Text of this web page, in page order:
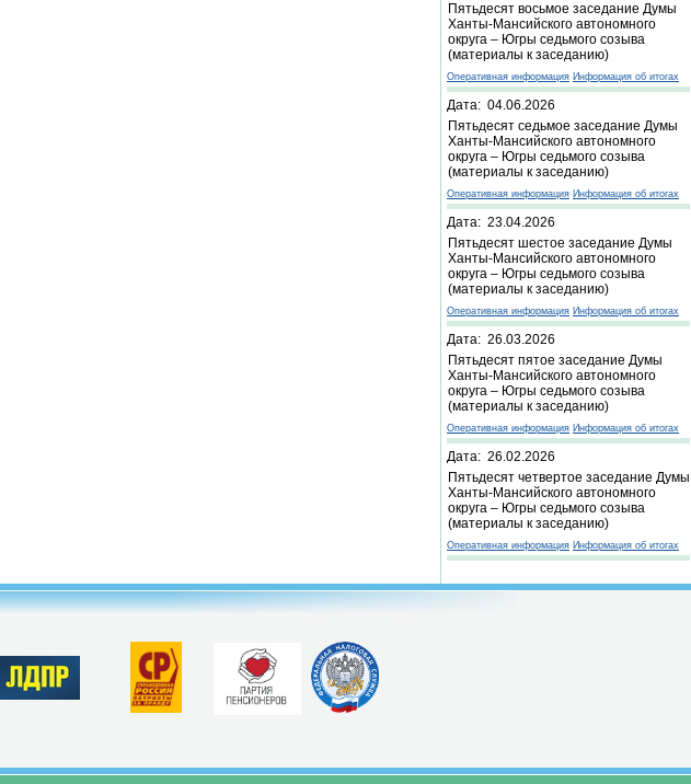
Пятьдесят восьмое заседание Думы
Ханты-Мансийского автономного
округа – Югры седьмого созыва
(материалы к заседанию)
Оперативная информация Информация об итогах
Дата: 04.06.2026
Пятьдесят седьмое заседание Думы
Ханты-Мансийского автономного
округа – Югры седьмого созыва
(материалы к заседанию)
Оперативная информация Информация об итогах
Дата: 23.04.2026
Пятьдесят шестое заседание Думы
Ханты-Мансийского автономного
округа – Югры седьмого созыва
(материалы к заседанию)
Оперативная информация Информация об итогах
Дата: 26.03.2026
Пятьдесят пятое заседание Думы
Ханты-Мансийского автономного
округа – Югры седьмого созыва
(материалы к заседанию)
Оперативная информация Информация об итогах
Дата: 26.02.2026
Пятьдесят четвертое заседание Думы
Ханты-Мансийского автономного
округа – Югры седьмого созыва
(материалы к заседанию)
Оперативная информация Информация об итогах